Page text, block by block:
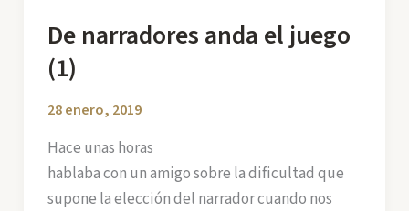
De narradores anda el juego
(1)
28 enero, 2019
Hace unas horas
hablaba con un amigo sobre la dificultad que
supone la elección del narrador cuando nos